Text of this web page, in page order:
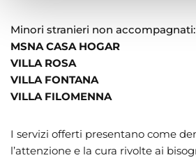
Minori stranieri non accompagnati:
MSNA CASA HOGAR
VILLA ROSA
VILLA FONTANA
VILLA FILOMENNA
I servizi offerti presentano come
l’attenzione e la cura rivolte ai